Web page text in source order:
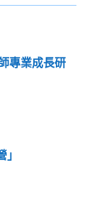
專業成長研